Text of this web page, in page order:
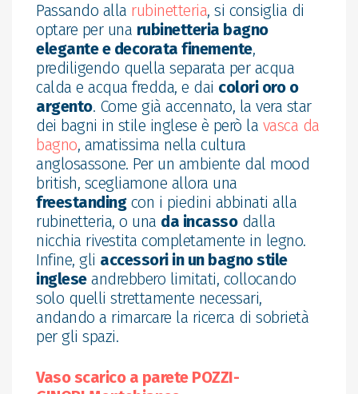
Passando alla rubinetteria, si consiglia di
optare per una rubinetteria bagno
elegante e decorata finemente,
prediligendo quella separata per acqua
calda e acqua fredda, e dai colori oro o
argento. Come già accennato, la vera star
dei bagni in stile inglese è però la vasca da
bagno, amatissima nella cultura
anglosassone. Per un ambiente dal mood
british, scegliamone allora una
freestandingcon i piedini abbinati alla
rubinetteria, o una da incassodalla
nicchia rivestita completamente in legno.
Infine, gli accessori in un bagno stile
ingleseandrebbero limitati, collocando
solo quelli strettamente necessari,
andando a rimarcare la ricerca di sobrietà
per gli spazi.
Vaso scarico a parete POZZI-